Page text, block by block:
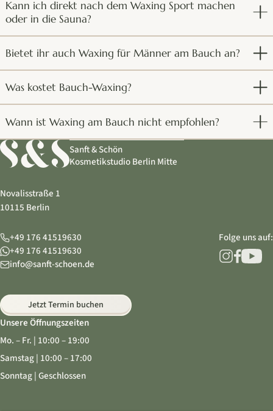
Kann ich direkt nach dem Waxing Sport machen
oder in die Sauna?
Bietet ihr auch Waxing für Männer am Bauch an?
Was kostet Bauch-Waxing?
Wann ist Waxing am Bauch nicht empfohlen?
Sanft & Schön
Kosmetikstudio Berlin Mitte
Novalisstraße 1
10115 Berlin
+49 176 41519630
+49 176 41519630
info@sanft-schoen.de
Folge uns auf:
Unsere Öffnungszeiten
Mo. – Fr. | 10:00 – 19:00
Samstag | 10:00 – 17:00
Sonntag | Geschlossen
Jetzt Termin buchen